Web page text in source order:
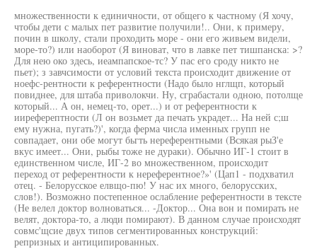
множественности к единичности, от общего к частному (Я хочу,
чтобы дети с малых пет развитие получили!.. Они, к примеру,
почин в школу, стали проходить море - они его живьем видели,
море-то?) или наоборот (Я виноват, что в лавке пет тишпанска: >?
Для нею око здесь, иеампапское-тс? У пас его сроду никто не
пьет); з завчсимости от условий текста происходит движение от
ноефс-рентности к референтности (Надо было нглщп, который
повиднее, для штаба приволокчи. Ну, сграбастали одною, потолще
который... А он, немец-то, орет...) и от референтности к
ииреферептности (Л он возьмет да печать украдет... На ней с;ш
ему нужна, пугать?)', когда ферма числа именных групп не
совпадает, они обе могут бьгть нереферентными (Всякая рыЗ'е
вкус имеет... Они, рыбы тоже не дураки). Обычно ИГ-1 стоит в
единственном числе, ИГ-2 во множественном, происходит
переход от референтности к нереферентное?»' (Цап1 - подхватил
отец. - Белорусское елвщо-пю! У нас их много, белорусских,
слов!). Возможно постепенное ослабление референтности в тексте
(Не велел доктор волноваться... -Доктор... Она вон и помирать не
велят, доктора-то, а люди помирают). В данном случае происходят
совмс'щсие двух типов сегментированных конструкций:
репризных и антиципированных.